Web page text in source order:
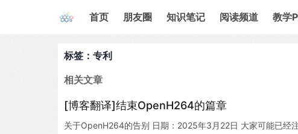
首页 朋友圈 知识笔记 阅读频道 教学
标签：专利
相关文章
[博客翻译]结束OpenH264的篇章
关于OpenH264的告别 日期：2025年3月22日 大家可能已